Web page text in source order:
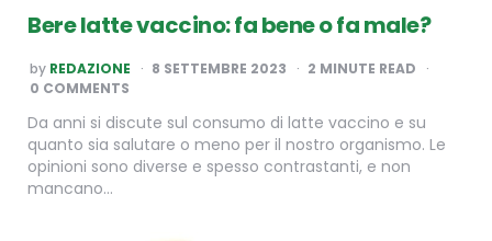
Bere latte vaccino: fa bene o fa male?
POSTED
BY
by REDAZIONE 8 SETTEMBRE 2023 2 MINUTE READ
0 COMMENTS
Da anni si discute sul consumo di latte vaccino e su
quanto sia salutare o meno per il nostro organismo. Le
opinioni sono diverse e spesso contrastanti, e non
mancano…